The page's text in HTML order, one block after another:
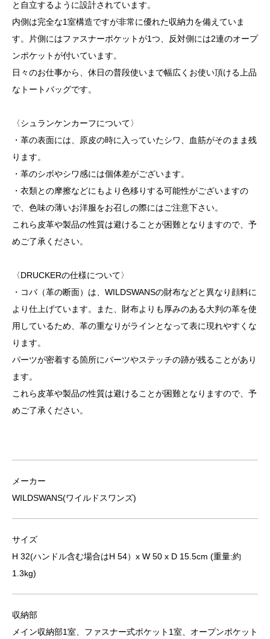
と自立するように設計されています。
内側は完全な1室構造ですが非常に優れた収納力を備えていま
す。片側にはファスナーポケットが1つ、反対側には2連のオープ
ンポケットが付いています。
日々のお仕事から、休日の普段使いまで幅広くお使い頂ける上品
なトートバッグです。
〈シュランケンカーフについて〉
・革の表面には、原皮の時に入っていたシワ、血筋がそのまま残
ります。
・革のシボやシワ感には個体差がございます。
・衣類との摩擦などにもより色移りする可能性がございますの
で、色味の薄いお洋服をお召しの際にはご注意下さい。
これら皮革や製品の性質は避けることが困難となりますので、予
めご了承ください。
〈DRUCKERの仕様について〉
・コバ（革の断面）は、WILDSWANSの財布などと異なり顔料に
より仕上げています。また、財布よりも厚みのある大判の革を使
用しているため、革の重なりがラインとなって表に現れやすくな
ります。
パーツが密着する箇所にパーツやステッチの跡が残ることがあり
ます。
これら皮革や製品の性質は避けることが困難となりますので、予
めご了承ください。
メーカー
WILDSWANS(ワイルドスワンズ)
サイズ
H 32(ハンドル含む場合はH 54）x W 50 x D 15.5cm (重量:約
1.3kg)
収納部
メイン収納部1室、ファスナー式ポケット1室、オープンポケット